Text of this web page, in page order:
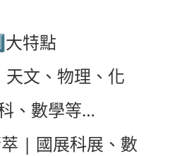
大特點
文、物理、化
、數學等…
| 國展科展、數